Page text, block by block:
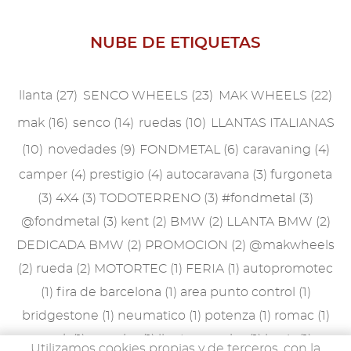
Septiembre
NUBE DE ETIQUETAS
llanta (27) SENCO WHEELS (23) MAK WHEELS (22)
mak (16) senco (14) ruedas (10) LLANTAS ITALIANAS
(10) novedades (9) FONDMETAL (6) caravaning (4)
camper (4) prestigio (4) autocaravana (3) furgoneta
(3) 4X4 (3) TODOTERRENO (3) #fondmetal (3)
@fondmetal (3) kent (2) BMW (2) LLANTA BMW (2)
DEDICADA BMW (2) PROMOCION (2) @makwheels
(2) rueda (2) MOTORTEC (1) FERIA (1) autopromotec
(1) fira de barcelona (1) area punto control (1)
bridgestone (1) neumatico (1) potenza (1) romac (1)
peak(1) porsche(1) llanta porsche(1) lewis(1)